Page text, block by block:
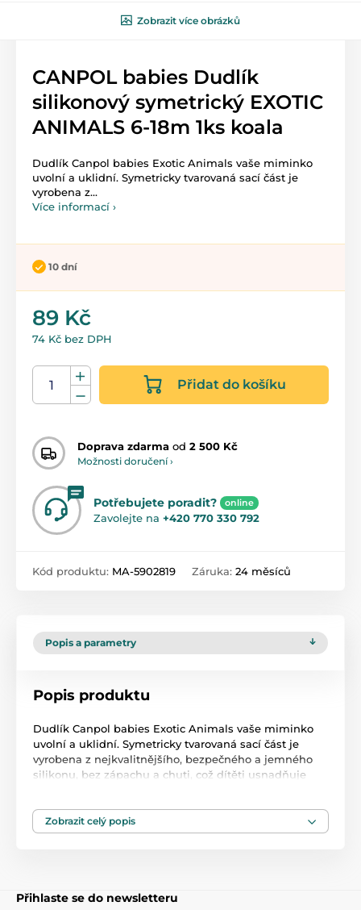
Zobrazit více obrázků
CANPOL babies Dudlík
silikonový symetrický EXOTIC
ANIMALS 6-18m 1ks koala
Dudlík Canpol babies Exotic Animals vaše miminko
uvolní a uklidní. Symetricky tvarovaná sací část je
vyrobena z...
Více informací ›
10 dní
89 Kč
74 Kč bez DPH
Přidat do košíku
Doprava zdarma od 2 500 Kč
Možnosti doručení ›
Potřebujete poradit? online
Zavolejte na +420 770 330 792
Kód produktu: MA-5902819 Záruka: 24 měsíců
Popis a parametry
Popis produktu
Dudlík Canpol babies Exotic Animals vaše miminko
uvolní a uklidní. Symetricky tvarovaná sací část je
vyrobena z nejkvalitnějšího, bezpečného a jemného
silikonu, bez zápachu a chuti, což dítěti usnadňuje
Větrací otvory ve štítu zajišťují volné dýchání a
polykání slin. Speciálně navržený tvar štítu
dítěti. Střed dudlíku ve tmě svítí, což usnadňuje
Zobrazit celý popis
Přihlaste se do newsletteru